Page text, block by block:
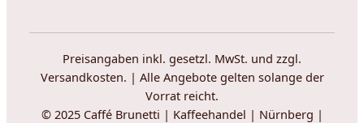
Preisangaben inkl. gesetzl. MwSt. und zzgl.
Versandkosten. | Alle Angebote gelten solange der
Vorrat reicht.
© 2025 Caffé Brunetti | Kaffeehandel | Nürnberg |